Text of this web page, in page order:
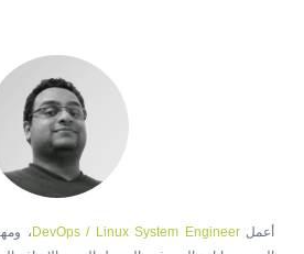
أعملDevOps / Linux System Engineer،